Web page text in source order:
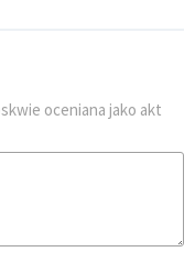
oceniana jako akt